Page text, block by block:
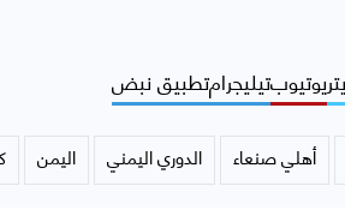
يوتيوبتيليجرامتطبيق نبض
أهلي صنعاء الدوري اليمني اليمن